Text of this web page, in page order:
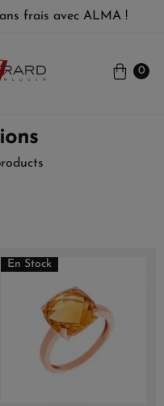
frais avec ALMA !
0
En Stock